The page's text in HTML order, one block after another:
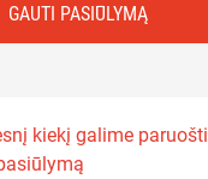
GAUTI PASIŪLYMĄ
kiekį galime paruošti